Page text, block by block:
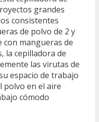
grandes
consistentes
de polvo de 2 y
con mangueras de
la cepilladora de
las virutas de
espacio de trabajo
polvo en el aire
cómodo